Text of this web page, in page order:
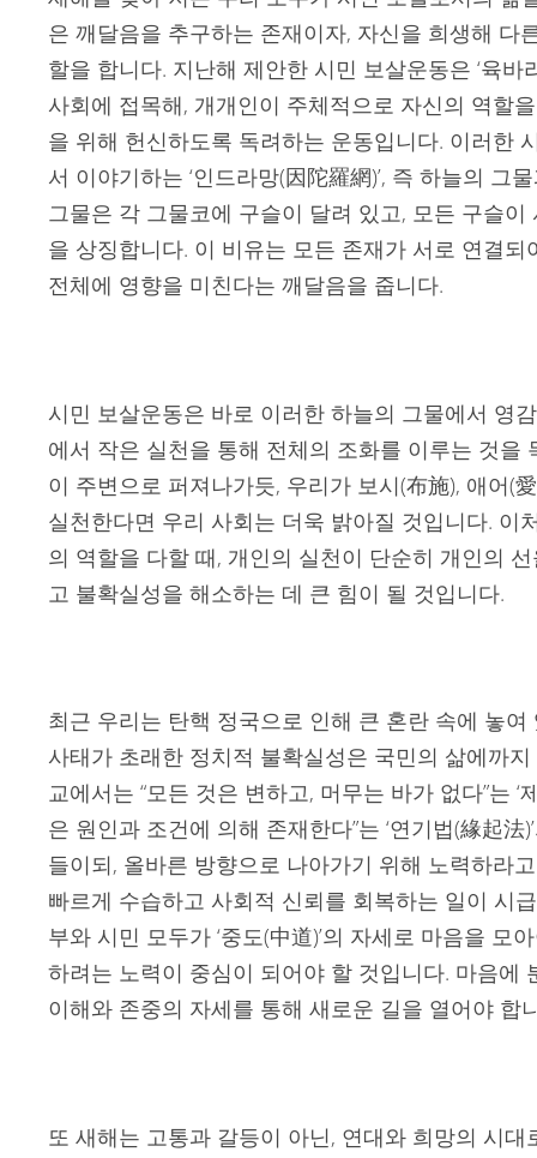
은 깨달음을 추구하는 존재이자, 자신을 희생해 다
할을 합니다. 지난해 제안한 시민 보살운동은 ‘육바
사회에 접목해, 개개인이 주체적으로 자신의 역할
을 위해 헌신하도록 독려하는 운동입니다. 이러한
서 이야기하는 ‘인드라망(因陀羅網)’, 즉 하늘의 그
그물은 각 그물코에 구슬이 달려 있고, 모든 구슬
을 상징합니다. 이 비유는 모든 존재가 서로 연결
전체에 영향을 미친다는 깨달음을 줍니다.
시민 보살운동은 바로 이러한 하늘의 그물에서 영
에서 작은 실천을 통해 전체의 조화를 이루는 것을
이 주변으로 퍼져나가듯, 우리가 보시(布施), 애어(
실천한다면 우리 사회는 더욱 밝아질 것입니다. 이
의 역할을 다할 때, 개인의 실천이 단순히 개인의
고 불확실성을 해소하는 데 큰 힘이 될 것입니다.
최근 우리는 탄핵 정국으로 인해 큰 혼란 속에 놓
사태가 초래한 정치적 불확실성은 국민의 삶에까
교에서는 “모든 것은 변하고, 머무는 바가 없다”는 ‘
은 원인과 조건에 의해 존재한다”는 ‘연기법(緣起法
들이되, 올바른 방향으로 나아가기 위해 노력하라
빠르게 수습하고 사회적 신뢰를 회복하는 일이 시
부와 시민 모두가 ‘중도(中道)’의 자세로 마음을 모
하려는 노력이 중심이 되어야 할 것입니다. 마음에
이해와 존중의 자세를 통해 새로운 길을 열어야 합
또 새해는 고통과 갈등이 아닌, 연대와 희망의 시